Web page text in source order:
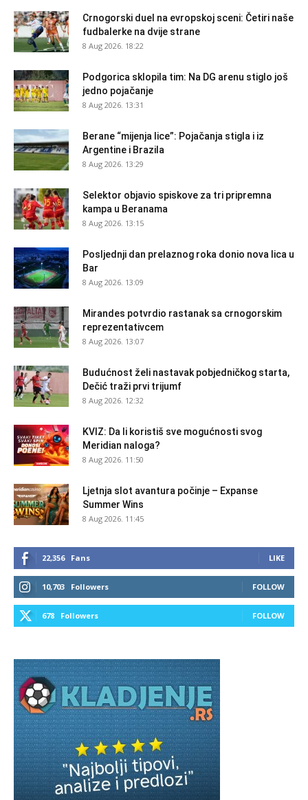
Crnogorski duel na evropskoj sceni: Četiri naše
fudbalerke na dvije strane
8 Aug 2026. 18:22
Podgorica sklopila tim: Na DG arenu stiglo još
jedno pojačanje
8 Aug 2026. 13:31
Berane “mijenja lice”: Pojačanja stigla i iz
Argentine i Brazila
8 Aug 2026. 13:29
Selektor objavio spiskove za tri pripremna
kampa u Beranama
8 Aug 2026. 13:15
Posljednji dan prelaznog roka donio nova lica u
Bar
8 Aug 2026. 13:09
Mirandes potvrdio rastanak sa crnogorskim
reprezentativcem
8 Aug 2026. 13:07
Budućnost želi nastavak pobjedničkog starta,
Dečić traži prvi trijumf
8 Aug 2026. 12:32
KVIZ: Da li koristiš sve mogućnosti svog
Meridian naloga?
8 Aug 2026. 11:50
Ljetnja slot avantura počinje – Expanse
Summer Wins
8 Aug 2026. 11:45
22,356 Fans LIKE
10,703 Followers FOLLOW
678 Followers FOLLOW